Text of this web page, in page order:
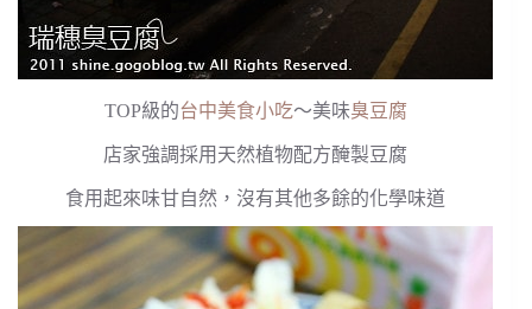
TOP級的台中美食小吃～美味臭豆腐
店家強調採用天然植物配方醃製豆腐
食用起來味甘自然，沒有其他多餘的化學味道